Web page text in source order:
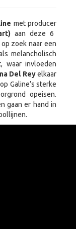
met producer
aan deze 6
zoek naar een
melancholisch
waar invloeden
Del Reyelkaar
Galine’s sterke
opeisen.
gaan er hand in